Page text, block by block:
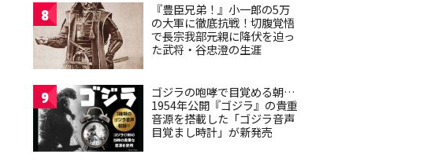
8
『豊臣兄弟！』小一郎の5万
の大軍に徹底抗戦！切腹覚悟
で長宗我部元親に降伏を迫っ
た武将・谷忠澄の生涯
9
ゴジラの咆哮で目覚める朝…
1954年公開『ゴジラ』の貴重
音源を搭載した「ゴジラ音声
目覚まし時計」が新発売